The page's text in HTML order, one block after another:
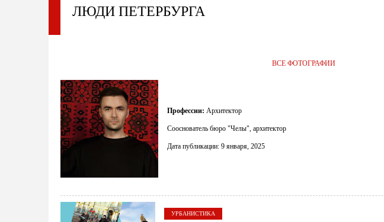
ЛЮДИ ПЕТЕРБУРГА
ВСЕ ФОТОГРАФИИ
Профессии: Архитектор
Сооснователь бюро "Челы", архитектор
Дата публикации: 9 января, 2025
УРБАНИСТИКА